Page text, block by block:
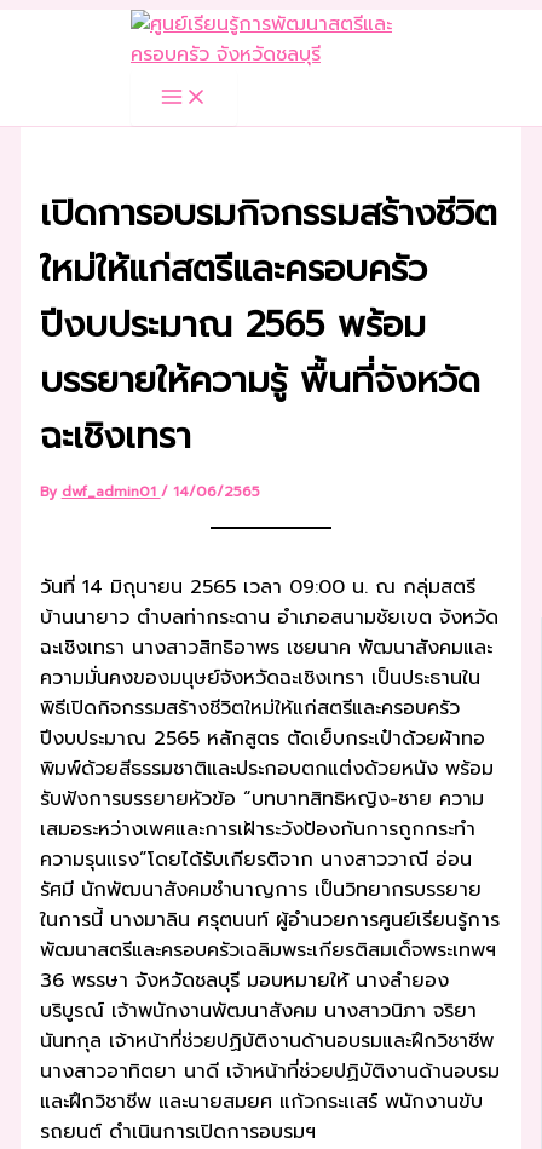
เปิดการอบรมกิจกรรมสร้างชีวิต
ใหม่ให้แก่สตรีและครอบครัว
ปีงบประมาณ 2565 พร้อม
บรรยายให้ความรู้ พื้นที่จังหวัด
ฉะเชิงเทรา
By dwf_admin01 / 14/06/2565
วันที่ 14 มิถุนายน 2565 เวลา 09:00 น. ณ กลุ่มสตรี
บ้านนายาว ตำบลท่ากระดาน อำเภอสนามชัยเขต จังหวัด
ฉะเชิงเทรา นางสาวสิทธิอาพร เชยนาค พัฒนาสังคมและ
ความมั่นคงของมนุษย์จังหวัดฉะเชิงเทรา เป็นประธานใน
พิธีเปิดกิจกรรมสร้างชีวิตใหม่ให้แก่สตรีและครอบครัว
ปีงบประมาณ 2565 หลักสูตร ตัดเย็บกระเป๋าด้วยผ้าทอ
พิมพ์ด้วยสีธรรมชาติและประกอบตกแต่งด้วยหนัง พร้อม
รับฟังการบรรยายหัวข้อ “บทบาทสิทธิหญิง-ชาย ความ
เสมอระหว่างเพศและการเฝ้าระวังป้องกันการถูกกระทำ
ความรุนแรง”โดยได้รับเกียรติจาก นางสาววาณี อ่อน
รัศมี นักพัฒนาสังคมชำนาญการ เป็นวิทยากรบรรยาย
ในการนี้ นางมาลิน ศรุตนนท์ ผู้อำนวยการศูนย์เรียนรู้การ
พัฒนาสตรีและครอบครัวเฉลิมพระเกียรติสมเด็จพระเทพฯ
36 พรรษา จังหวัดชลบุรี มอบหมายให้ นางลำยอง
บริบูรณ์ เจ้าพนักงานพัฒนาสังคม นางสาวนิภา จริยา
นันทกุล เจ้าหน้าที่ช่วยปฏิบัติงานด้านอบรมและฝึกวิชาชีพ
นางสาวอาทิตยา นาดี เจ้าหน้าที่ช่วยปฏิบัติงานด้านอบรม
และฝึกวิชาชีพ และนายสมยศ แก้วกระเเสร์ พนักงานขับ
รถยนต์ ดำเนินการเปิดการอบรมฯ